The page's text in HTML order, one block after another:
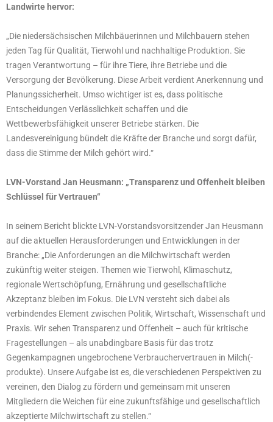
Landwirte hervor:
„Die niedersächsischen Milchbäuerinnen und Milchbauern stehen
jeden Tag für Qualität, Tierwohl und nachhaltige Produktion. Sie
tragen Verantwortung – für ihre Tiere, ihre Betriebe und die
Versorgung der Bevölkerung. Diese Arbeit verdient Anerkennung und
Planungssicherheit. Umso wichtiger ist es, dass politische
Entscheidungen Verlässlichkeit schaffen und die
Wettbewerbsfähigkeit unserer Betriebe stärken. Die
Landesvereinigung bündelt die Kräfte der Branche und sorgt dafür,
dass die Stimme der Milch gehört wird.“
LVN-Vorstand Jan Heusmann: „Transparenz und Offenheit bleiben
Schlüssel für Vertrauen“
In seinem Bericht blickte LVN-Vorstandsvorsitzender Jan Heusmann
auf die aktuellen Herausforderungen und Entwicklungen in der
Branche: „Die Anforderungen an die Milchwirtschaft werden
zukünftig weiter steigen. Themen wie Tierwohl, Klimaschutz,
regionale Wertschöpfung, Ernährung und gesellschaftliche
Akzeptanz bleiben im Fokus. Die LVN versteht sich dabei als
verbindendes Element zwischen Politik, Wirtschaft, Wissenschaft und
Praxis. Wir sehen Transparenz und Offenheit – auch für kritische
Fragestellungen – als unabdingbare Basis für das trotz
Gegenkampagnen ungebrochene Verbrauchervertrauen in Milch(-
produkte). Unsere Aufgabe ist es, die verschiedenen Perspektiven zu
vereinen, den Dialog zu fördern und gemeinsam mit unseren
Mitgliedern die Weichen für eine zukunftsfähige und gesellschaftlich
akzeptierte Milchwirtschaft zu stellen.“